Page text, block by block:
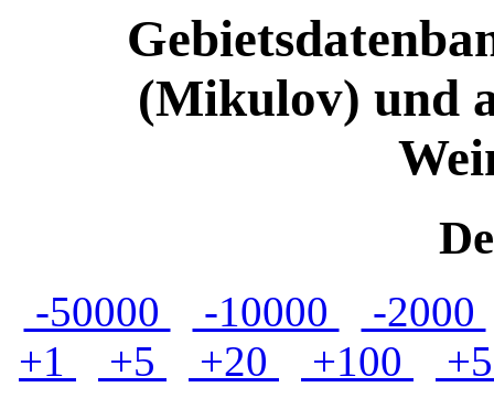
(Mikulov) und
-50000 -10000
-2000
+1
+5 +20 +100